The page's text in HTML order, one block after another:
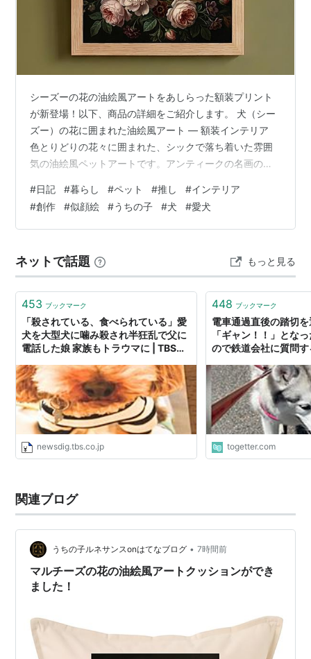
シーズーの花の油絵風アートをあしらった額装プリント
が新登場！以下、商品の詳細をご紹介します。 犬（シー
ズー）の花に囲まれた油絵風アート ― 額装インテリア
色とりどりの花々に囲まれた、シックで落ち着いた雰囲
気の油絵風ペットアートです。アンティークの名画のよ
す。 ◆ 商品内容・A3サイズ（297mm × 420mm）高品
質プリント・金縁フレーム付き（届いてすぐ飾れま
す）・壁掛け対応 ◆ こんな方におすすめ・犬好きな方へ
リアに ◆ 発送について・丁寧に梱包してお届けします・
ご購入から4〜7日以内に発送…
#日記 #暮らし #ペット #推し #インテリア
#創作 #似顔絵 #うちの子 #犬 #愛犬
ネットで話題 もっと見る
453 ブックマーク
「殺されている、食べられている」愛
犬を大型犬に噛み殺され半狂乱で父に
電話した娘 家族もトラウマに | TBS
newsdig.tbs.co.jp
448 ブックマーク
電車通過直後の踏切
「ギャン！！」とな
ので鉄道会社に質問
togetter.com
関連ブログ
うちの子ルネサンスonはてなブログ • 7時間前
マルチーズの花の油絵風アートクッションができ
ました！